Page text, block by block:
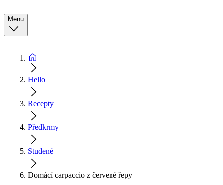
Menu
Hello
Recepty
Předkrmy
Studené
Domácí carpaccio z červené řepy